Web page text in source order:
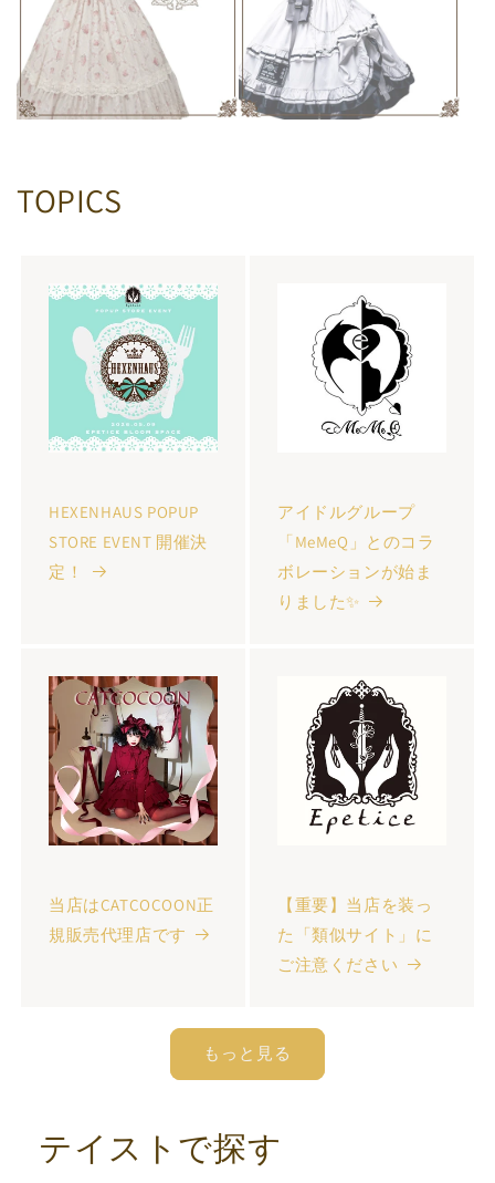
TOPICS
HEXENHAUS POPUP
STORE EVENT 開催決
定！
アイドルグループ
「MeMeQ」とのコラ
ボレーションが始ま
りました✨
当店はCATCOCOON正
規販売代理店です
【重要】当店を装っ
た「類似サイト」に
ご注意ください
もっと見る
テイストで探す